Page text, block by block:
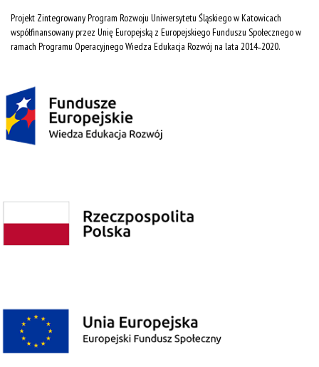
Projekt Zintegrowany Program Rozwoju Uniwersytetu Śląskiego w Katowicach
współfinansowany przez Unię Europejską z Europejskiego Funduszu Społecznego w
ramach Programu Operacyjnego Wiedza Edukacja Rozwój na lata 2014˗2020.